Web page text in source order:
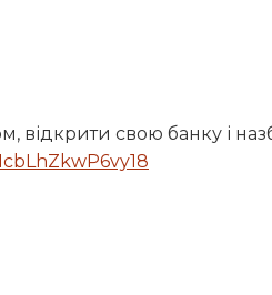
відкрити свою банку і